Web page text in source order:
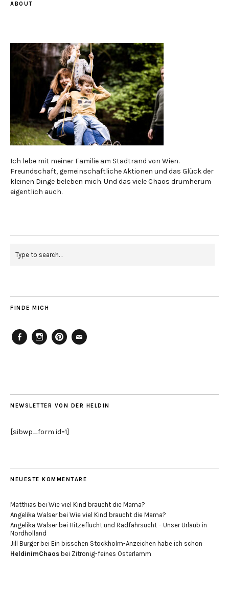
ABOUT
Ich lebe mit meiner Familie am Stadtrand von Wien.
Freundschaft, gemeinschaftliche Aktionen und das Glück der
kleinen Dinge beleben mich. Und das viele Chaos drumherum
eigentlich auch.
FINDE MICH
NEWSLETTER VON DER HELDIN
[sibwp_form id=1]
NEUESTE KOMMENTARE
Matthias bei Wie viel Kind braucht die Mama?
Angelika Walserbei Wie viel Kind braucht die Mama?
Angelika Walserbei Hitzeflucht und Radfahrsucht – Unser Urlaub in
Nordholland
Jill Burgerbei Ein bisschen Stockholm-Anzeichen habe ich schon
HeldinimChaos bei Zitronig-feines Osterlamm